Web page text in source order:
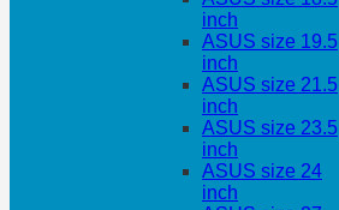
inch
ASUS size 19.5
inch
ASUS size 21.5
inch
ASUS size 23.5
inch
ASUS size 24
inch